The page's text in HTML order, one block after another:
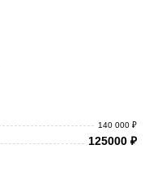
140 000 ₽
125000 ₽